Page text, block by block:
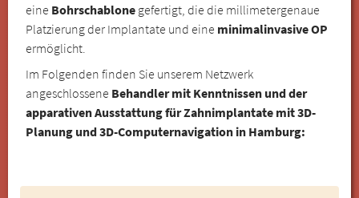
eine Bohrschablone gefertigt, die die millimetergenaue
Platzierung der Implantate und eine minimalinvasive OP
ermöglicht.
Im Folgenden finden Sie unserem Netzwerk
angeschlossene Behandler mit Kenntnissen und der
apparativen Ausstattung für Zahnimplantate mit 3D-
Planung und 3D-Computernavigation in Hamburg: